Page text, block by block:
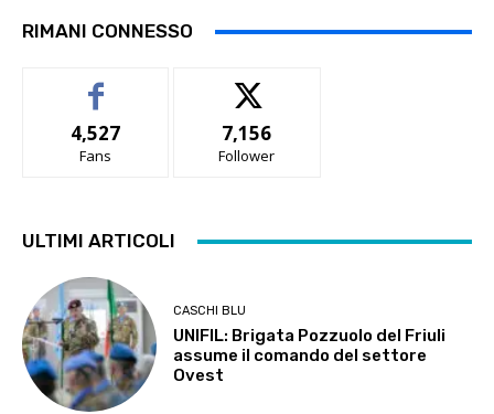
RIMANI CONNESSO
4,527
Fans
7,156
Follower
ULTIMI ARTICOLI
CASCHI BLU
UNIFIL: Brigata Pozzuolo del Friuli
assume il comando del settore
Ovest